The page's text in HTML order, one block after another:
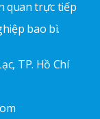
quan trực tiếp
bao bì.
TP. Hồ Chí